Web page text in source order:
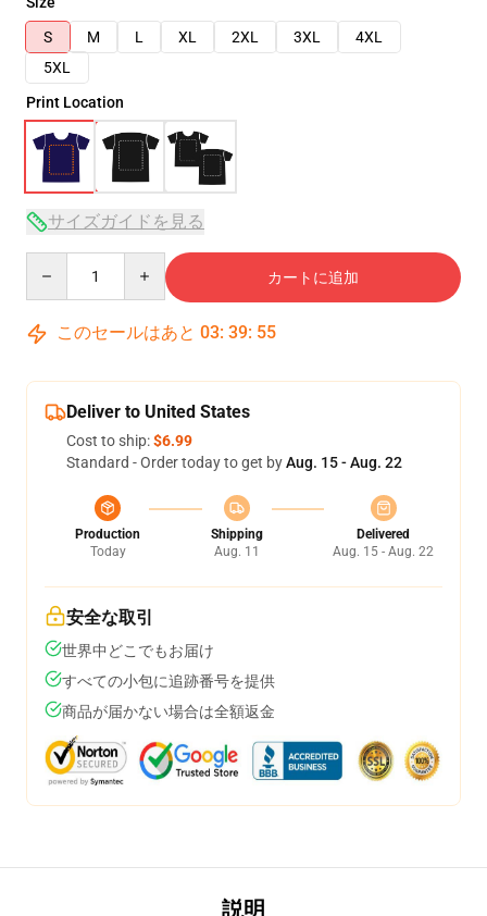
S
M L XL 2XL 3XL
4XL
5XL
Print Location
サイズガイドを見る
カートに追加
このセールはあと 03: 39: 54
Deliver to United States
Cost to ship:$6.99
Standard - Order today to get byAug. 15 - Aug. 22
Production
Today
Shipping
Aug. 11
Delivered
Aug. 15 - Aug. 22
安全な取引
世界中どこでもお届け
すべての小包に追跡番号を提供
商品が届かない場合は全額返金
説明